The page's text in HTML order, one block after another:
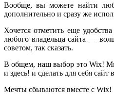
Вообще, вы можете найти
дополнительно и сразу же
Хочется отметить еще
любого владельца сайта —
советом, так сказать.
В общем, наш выбор это Wix! Мы
и здесь! и сделать для себя
Мечты сбываются вместе с Wix!